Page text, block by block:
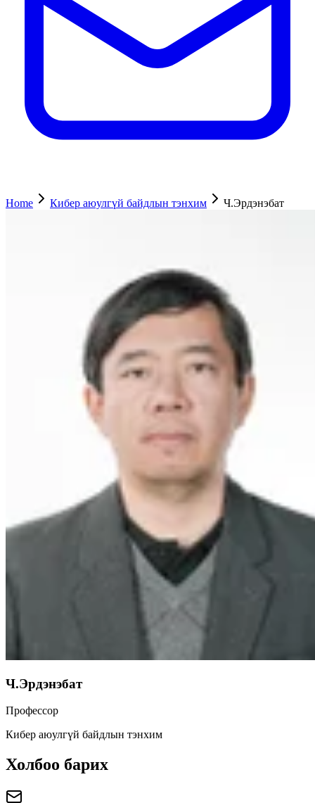
Home Кибер аюулгүй байдлын тэнхим Ч.Эрдэнэбат
Ч.Эрдэнэбат
Профессор
Кибер аюулгүй байдлын тэнхим
Холбоо барих